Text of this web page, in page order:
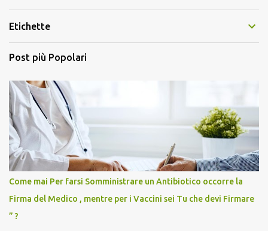
Etichette
Post più Popolari
Come mai Per farsi Somministrare un Antibiotico occorre la
Firma del Medico , mentre per i Vaccini sei Tu che devi Firmare
” ?